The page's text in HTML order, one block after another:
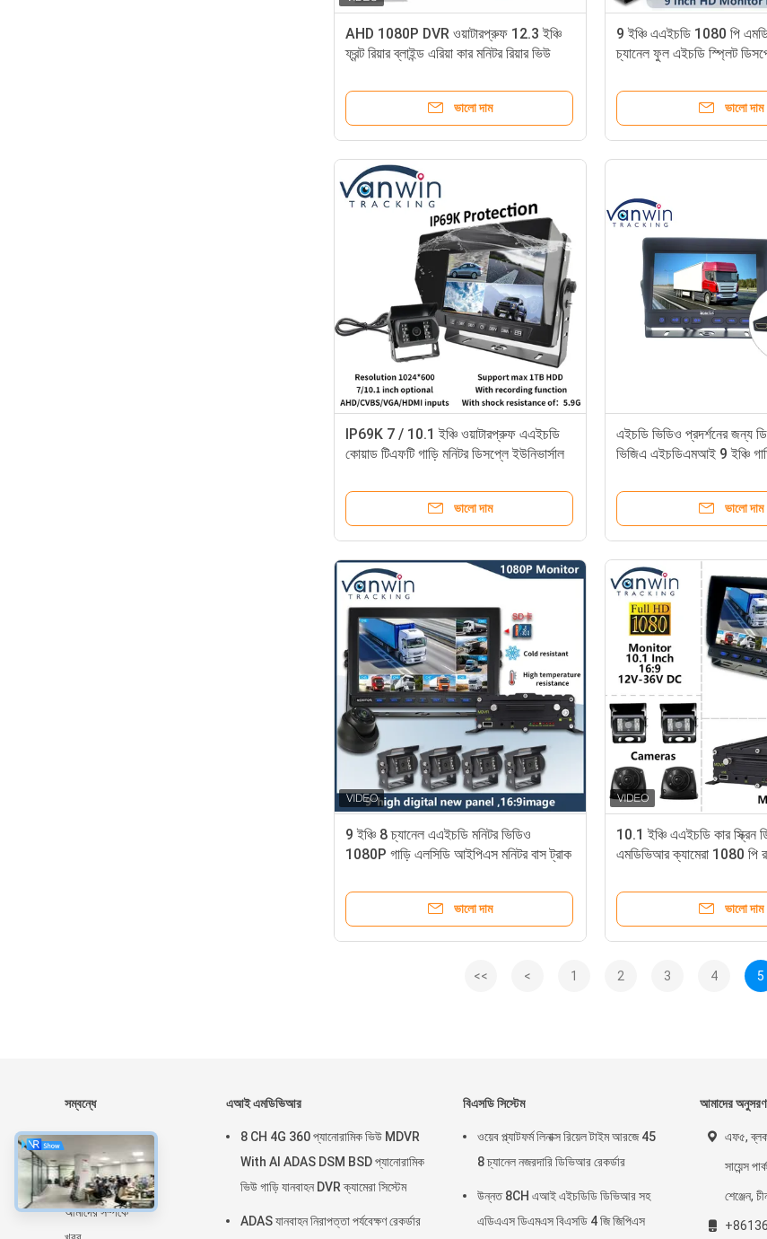
AHD 1080P DVR ওয়াটারপ্রুফ 12.3 ইঞ্চি
ফ্রন্ট রিয়ার ব্লাইন্ড এরিয়া কার মনিটর রিয়ার ভিউ
ভালো দাম
9 ইঞ্চি এএইচডি 1080 পি
চ্যানেল ফুল এইচডি স্প্লিট
ভালো দাম
IP69K 7 / 10.1 ইঞ্চি ওয়াটারপ্রুফ এএইচডি
কোয়াড টিএফটি গাড়ি মনিটর ডিসপ্লে ইউনিভার্সাল
ভালো দাম
এইচডি ভিডিও প্রদর্শনের জন্য
ভিজিএ এইচডিএমআই 9 ইঞ্চি
ভালো দাম
9 ইঞ্চি 8 চ্যানেল এএইচডি মনিটর ভিডিও
1080P গাড়ি এলসিডি আইপিএস মনিটর বাস ট্রাক
ভালো দাম
10.1 ইঞ্চি এএইচডি কার স্ক্রিন
এমডিভিআর ক্যামেরা 1080 পি
ভালো দাম
<< < 1 2 3 4 5
সম্বন্ধে
বাড়ি
পণ্য
ভিআর শো
আমাদের সম্পর্কে
এআই এমডিভিআর
8 CH 4G 360 প্যানোরামিক ভিউ MDVR
With AI ADAS DSM BSD প্যানোরামিক
ভিউ গাড়ি যানবাহন DVR ক্যামেরা সিস্টেম
ADAS যানবাহন নিরাপত্তা পর্যবেক্ষণ রেকর্ডার
বিএসডি সিস্টেম
ওয়েব প্ল্যাটফর্ম লিনাক্স রিয়েল টাইম আরজে 45
8 চ্যানেল নজরদারি ডিভিআর রেকর্ডার
উন্নত 8CH এআই এইচডিডি ডিভিআর সহ
এডিএএস ডিএমএস বিএসডি 4 জি জিপিএস
আমাদের
এফ৫,
সায়েন্স
শেঞ্জেন,